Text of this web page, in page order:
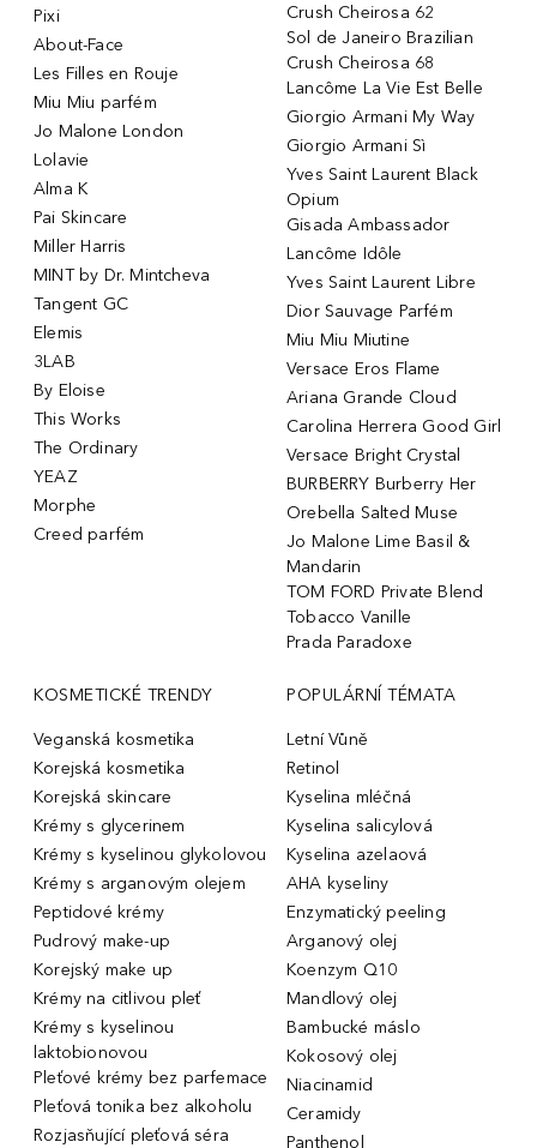
Pixi
About-Face
Les Filles en Rouje
Miu Miu parfém
Jo Malone London
Lolavie
Alma K
Pai Skincare
Miller Harris
MINT by Dr. Mintcheva
Tangent GC
Elemis
3LAB
By Eloise
This Works
The Ordinary
YEAZ
Morphe
Creed parfém
Crush Cheirosa 62
Sol de Janeiro Brazilian
Crush Cheirosa 68
Lancôme La Vie Est Belle
Giorgio Armani My Way
Giorgio Armani Sì
Yves Saint Laurent Black
Opium
Gisada Ambassador
Lancôme Idôle
Yves Saint Laurent Libre
Dior Sauvage Parfém
Miu Miu Miutine
Versace Eros Flame
Ariana Grande Cloud
Carolina Herrera Good Girl
Versace Bright Crystal
BURBERRY Burberry Her
Orebella Salted Muse
Jo Malone Lime Basil &
Mandarin
TOM FORD Private Blend
Tobacco Vanille
Prada Paradoxe
KOSMETICKÉ TRENDY
Veganská kosmetika
Korejská kosmetika
Korejská skincare
Krémy s glycerinem
Krémy s kyselinou glykolovou
Krémy s arganovým olejem
Peptidové krémy
Pudrový make-up
Korejský make up
Krémy na citlivou pleť
Krémy s kyselinou
laktobionovou
Pleťové krémy bez parfemace
Pleťová tonika bez alkoholu
Rozjasňující pleťová séra
POPULÁRNÍ TÉMATA
Letní Vůně
Retinol
Kyselina mléčná
Kyselina salicylová
Kyselina azelaová
AHA kyseliny
Enzymatický peeling
Arganový olej
Koenzym Q10
Mandlový olej
Bambucké máslo
Kokosový olej
Niacinamid
Ceramidy
Panthenol